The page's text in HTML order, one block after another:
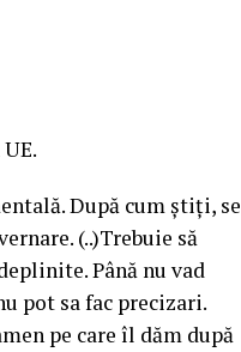
După cum ştiţi, se
(..)Trebuie să
Până nu vad
pot sa fac precizari.
pe care îl dăm după